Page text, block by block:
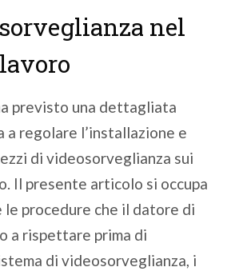
nel
previsto una dettagliata
a regolare l’installazione e
di videosorveglianza sui
Il presente articolo si occupa
le procedure che il datore di
a rispettare prima di
di videosorveglianza, i